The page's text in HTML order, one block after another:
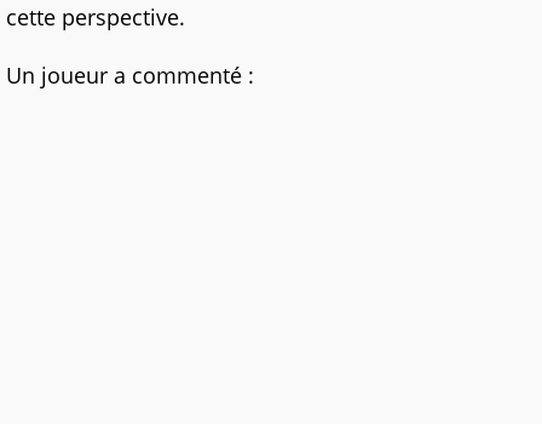
cette perspective.
Un joueur a commenté :